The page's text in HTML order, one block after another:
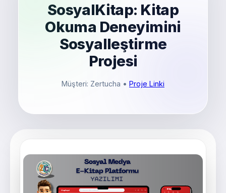
SosyalKitap: Kitap
Okuma Deneyimini
Sosyalleştirme
Projesi
Müşteri: Zertucha • Proje Linki